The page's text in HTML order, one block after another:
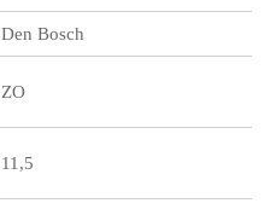
Den Bosch
ZO
11,5